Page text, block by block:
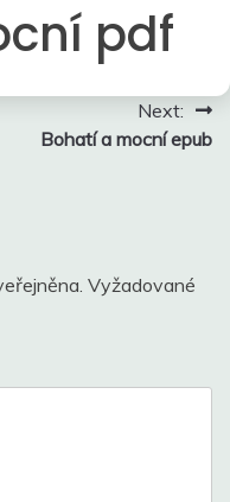
pdf
Next:
Bohatí a mocní epub
Vyžadované